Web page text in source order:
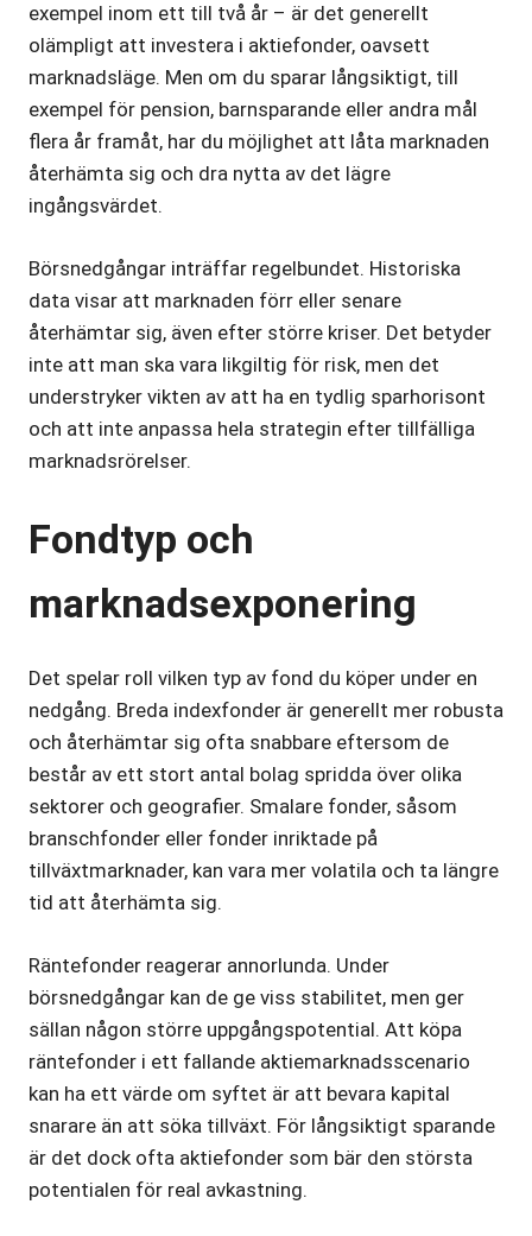
exempel inom ett till två år – är det generellt
olämpligt att investera i aktiefonder, oavsett
marknadsläge. Men om du sparar långsiktigt, till
exempel för pension, barnsparande eller andra mål
flera år framåt, har du möjlighet att låta marknaden
återhämta sig och dra nytta av det lägre
ingångsvärdet.
Börsnedgångar inträffar regelbundet. Historiska
data visar att marknaden förr eller senare
återhämtar sig, även efter större kriser. Det betyder
inte att man ska vara likgiltig för risk, men det
understryker vikten av att ha en tydlig sparhorisont
och att inte anpassa hela strategin efter tillfälliga
marknadsrörelser.
Fondtyp och
marknadsexponering
Det spelar roll vilken typ av fond du köper under en
nedgång. Breda indexfonder är generellt mer robusta
och återhämtar sig ofta snabbare eftersom de
består av ett stort antal bolag spridda över olika
sektorer och geografier. Smalare fonder, såsom
branschfonder eller fonder inriktade på
tillväxtmarknader, kan vara mer volatila och ta längre
tid att återhämta sig.
Räntefonder reagerar annorlunda. Under
börsnedgångar kan de ge viss stabilitet, men ger
sällan någon större uppgångspotential. Att köpa
räntefonder i ett fallande aktiemarknadsscenario
kan ha ett värde om syftet är att bevara kapital
snarare än att söka tillväxt. För långsiktigt sparande
är det dock ofta aktiefonder som bär den största
potentialen för real avkastning.